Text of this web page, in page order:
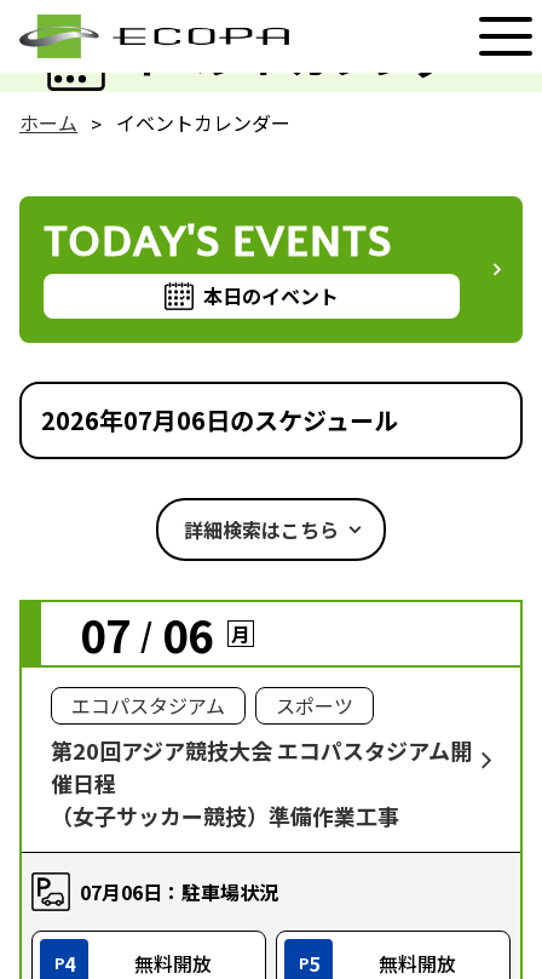
イベントカレンダー
EVENT
ホーム イベントカレンダー
TODAY'S EVENTS
本日のイベント
2026年07月06日のスケジュール
詳細検索はこちら
07 / 06 月
エコパスタジアム スポーツ
第20回アジア競技大会 エコパスタジアム開
催日程
（女子サッカー競技）準備作業工事
07月06日：駐車場状況
P4 無料開放 P5 無料開放